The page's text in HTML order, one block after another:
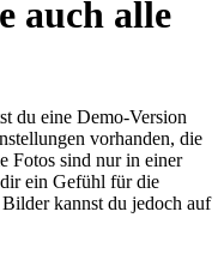
auch alle
du eine Demo-Version
vorhanden, die
Fotos sind nur in einer
ein Gefühl für die
kannst du jedoch auf